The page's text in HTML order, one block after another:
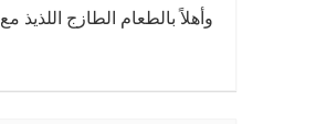
وأهلاً بالطعام الطازج اللذيذ مع Sharp FJ-EC27(ST)!